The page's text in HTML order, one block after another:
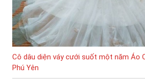
Cô dâu diện váy cưới suốt một năm Áo
Phú Yên